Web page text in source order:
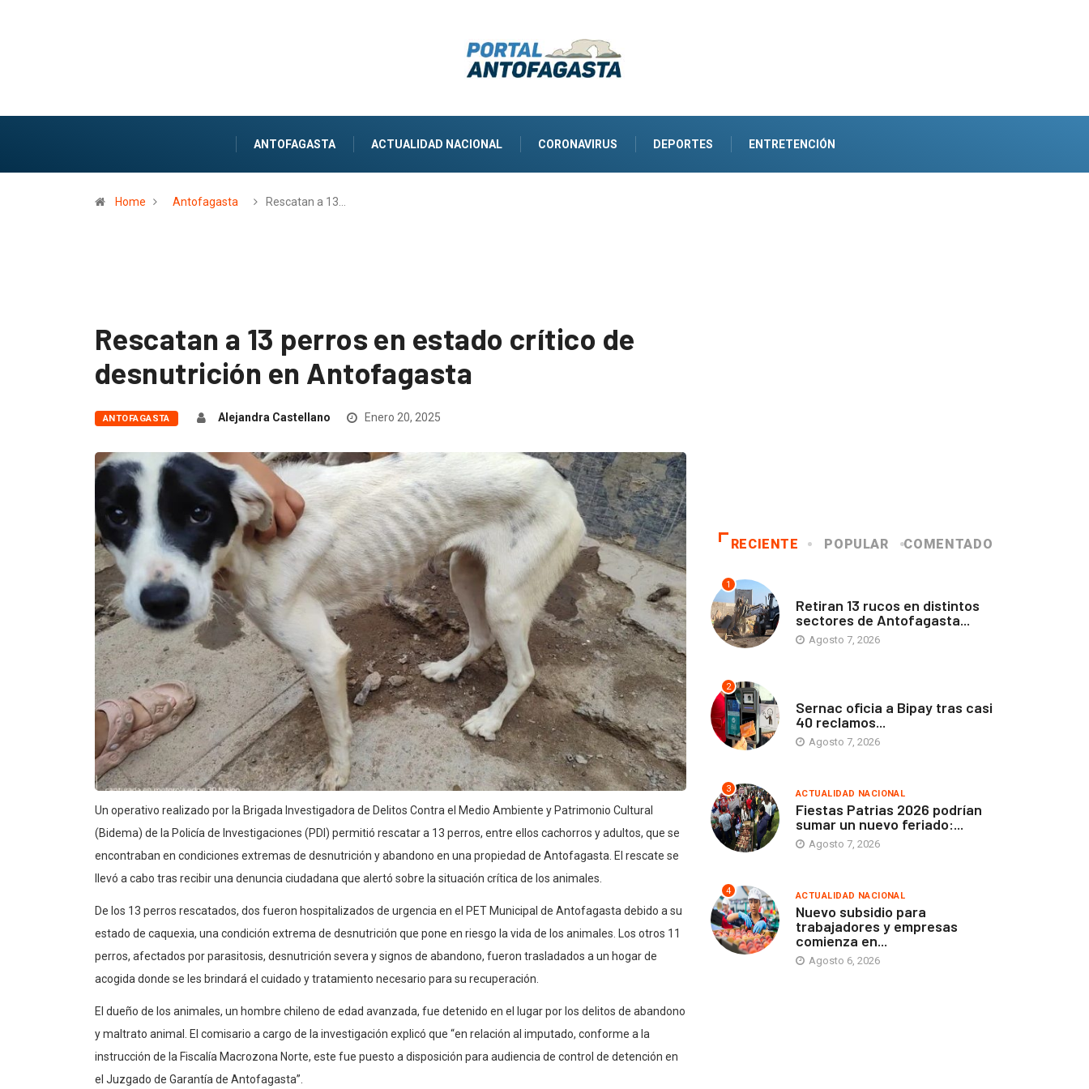
ANTOFAGASTA ACTUALIDAD NACIONAL CORONAVIRUS DEPORTES ENTRETENCIÓN
Home Antofagasta Rescatan a 13…
Rescatan a 13 perros en estado crítico de
desnutrición en Antofagasta
ANTOFAGASTA Alejandra Castellano Enero 20, 2025
Un operativo realizado por la Brigada Investigadora de Delitos Contra el Medio Ambiente y Patrimonio Cultural
(Bidema) de la Policía de Investigaciones (PDI) permitió rescatar a 13 perros, entre ellos cachorros y adultos, que se
encontraban en condiciones extremas de desnutrición y abandono en una propiedad de Antofagasta. El rescate se
llevó a cabo tras recibir una denuncia ciudadana que alertó sobre la situación crítica de los animales.
De los 13 perros rescatados, dos fueron hospitalizados de urgencia en el PET Municipal de Antofagasta debido a su
estado de caquexia, una condición extrema de desnutrición que pone en riesgo la vida de los animales. Los otros 11
perros, afectados por parasitosis, desnutrición severa y signos de abandono, fueron trasladados a un hogar de
acogida donde se les brindará el cuidado y tratamiento necesario para su recuperación.
El dueño de los animales, un hombre chileno de edad avanzada, fue detenido en el lugar por los delitos de abandono
y maltrato animal. El comisario a cargo de la investigación explicó que “en relación al imputado, conforme a la
instrucción de la Fiscalía Macrozona Norte, este fue puesto a disposición para audiencia de control de detención en
el Juzgado de Garantía de Antofagasta”.
RECIENTE POPULAR COMENTADO
1
Retiran 13 rucos en distintos
sectores de Antofagasta...
Agosto 7, 2026
2
Sernac oficia a Bipay tras casi
40 reclamos...
Agosto 7, 2026
3 ACTUALIDAD NACIONAL
Fiestas Patrias 2026 podrían
sumar un nuevo feriado:...
Agosto 7, 2026
4 ACTUALIDAD NACIONAL
Nuevo subsidio para
trabajadores y empresas
comienza en...
Agosto 6, 2026